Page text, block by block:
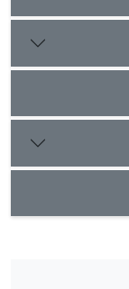
مبتنی بر
در توسعه مدل
است.